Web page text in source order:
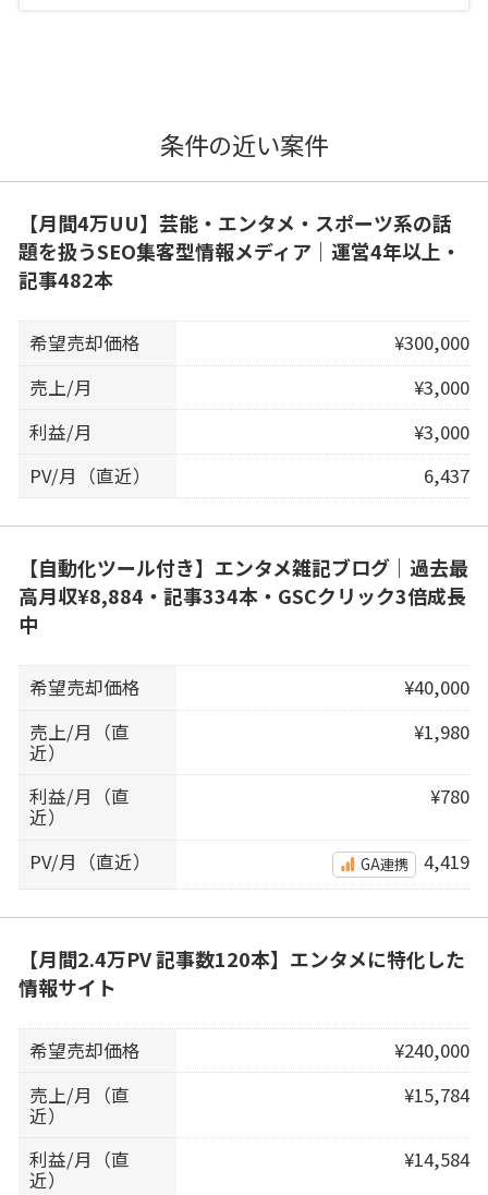
条件の近い案件
【月間4万UU】芸能・エンタメ・スポーツ系の話
題を扱うSEO集客型情報メディア｜運営4年以上・
記事482本
希望売却価格
¥300,000
売上/月
¥3,000
利益/月
¥3,000
PV/月（直近）
6,437
【自動化ツール付き】エンタメ雑記ブログ｜過去最
高月収¥8,884・記事334本・GSCクリック3倍成長
中
希望売却価格
¥40,000
売上/月（直
近）
¥1,980
利益/月（直
近）
¥780
PV/月（直近） GA連携 4,419
【月間2.4万PV 記事数120本】エンタメに特化した
情報サイト
希望売却価格
¥240,000
売上/月（直
近）
¥15,784
利益/月（直
近）
¥14,584